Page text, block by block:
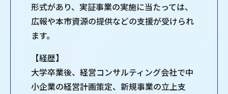
形式があり、実証事業の実施に当たっては、
広報や本市資源の提供などの支援が受けられ
ます。
【経歴】
大学卒業後、経営コンサルティング会社で中
小企業の経営計画策定、新規事業の立上支